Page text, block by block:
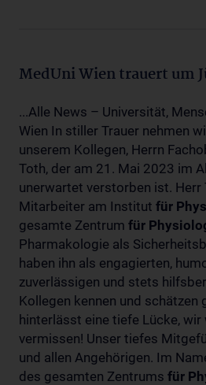
MedUni Wien trauert um
...Alle News – Universität,
Wien In stiller Trauer nehmen
unserem Kollegen, Herrn
Toth, der am 21. Mai 2023 im
unerwartet verstorben ist. Herr
Mitarbeiter am Institut für
gesamte Zentrum für
Pharmakologie als
haben ihn als engagierten,
zuverlässigen und stets
Kollegen kennen und schätzen
hinterlässt eine tiefe Lücke,
vermissen! Unser tiefes
und allen Angehörigen. Im
des gesamten Zentrums für